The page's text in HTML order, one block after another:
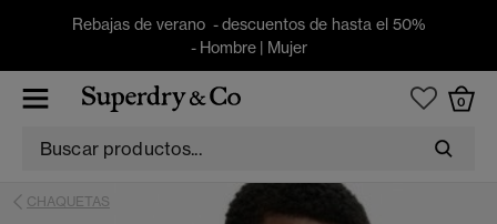
Rebajas de verano - descuentos de hasta el 50%
- Hombre| Mujer
0
CHAQUETAS